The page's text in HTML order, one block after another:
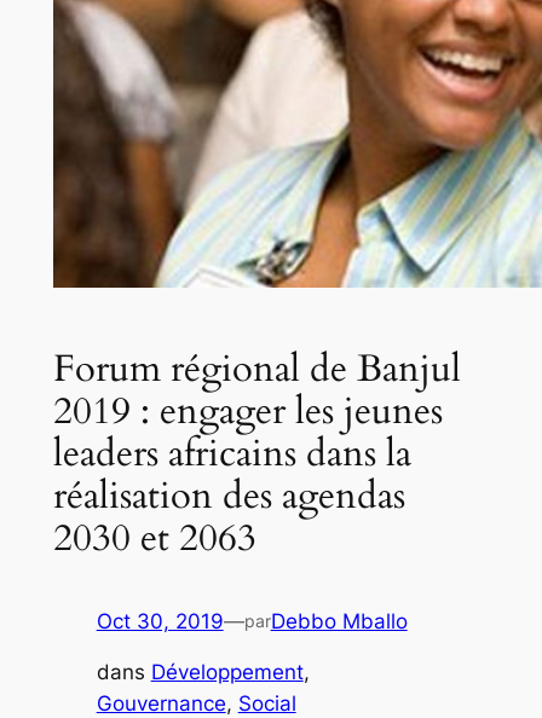
Forum régional de Banjul
2019 : engager les jeunes
leaders africains dans la
réalisation des agendas
2030 et 2063
Oct 30, 2019—parDebbo Mballo
dans Développement
Gouvernance, Social